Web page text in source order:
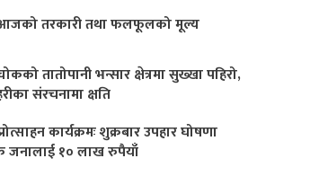
तरकारी तथा फलफूलको मूल्य
तातोपानी भन्सार क्षेत्रमा सुख्खा पहिरो,
संरचनामा क्षति
कार्यक्रमः शुक्रबार उपहार घोषणा
जनालाई १० लाख रुपैयाँ